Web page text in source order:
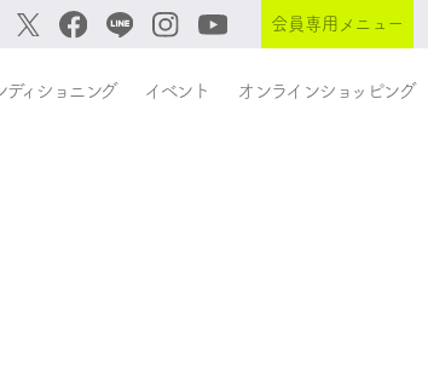
会員専用メニュー
ディショニング イベント オンラインショッピング